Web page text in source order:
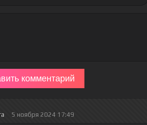
комментарий
5 ноября 2024 17:49